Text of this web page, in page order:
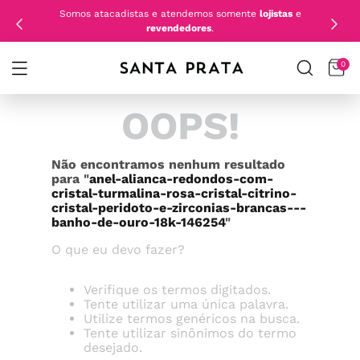
Somos atacadistas e atendemos somente lojistase
revendedores.
0
OOPS!
Não encontramos nenhum resultado
para "anel-alianca-redondos-com-
cristal-turmalina-rosa-cristal-citrino-
cristal-peridoto-e-zirconias-brancas---
banho-de-ouro-18k-146254"
O que eu devo fazer?
Verifique os termos digitados.
Tente utilizar uma única palavra.
Utilize termos genéricos na busca.
Tente utilizar sinônimos do termo
desejado.